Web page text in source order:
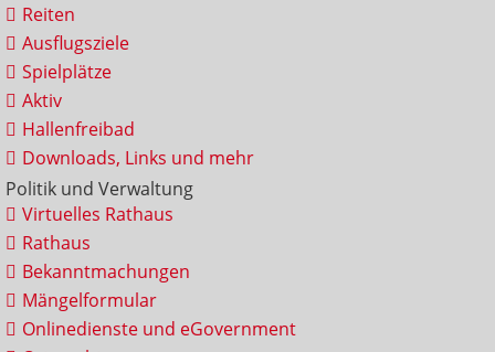
Reiten
Ausflugsziele
Spielplätze
Aktiv
Hallenfreibad
Downloads, Links und mehr
Politik und Verwaltung
Virtuelles Rathaus
Rathaus
Bekanntmachungen
Mängelformular
Onlinedienste und eGovernment